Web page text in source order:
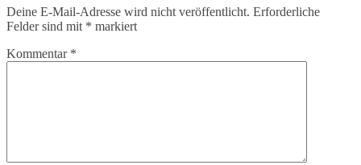
Deine E-Mail-Adresse wird nicht veröffentlicht. Erforderliche
Felder sind mit * markiert
Kommentar *